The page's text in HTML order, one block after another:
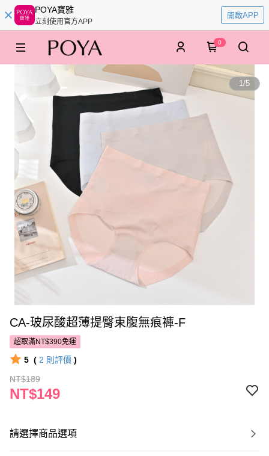
POYA寶雅
立刻使用官方APP
開啟APP
0
1/5
CA-玻尿酸超薄提臀束腹無痕褲-F
超取滿NT$390免運
5 ( 2 則評價 )
NT$189
NT$149
請選擇商品選項